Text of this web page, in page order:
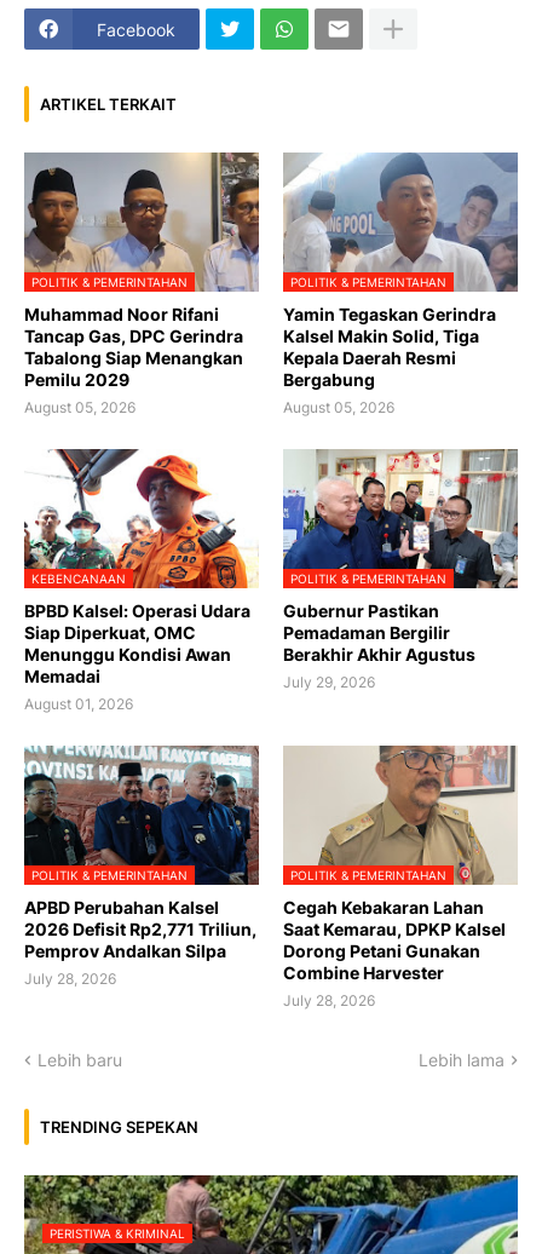
Facebook
ARTIKEL TERKAIT
POLITIK & PEMERINTAHAN
Muhammad Noor Rifani
Tancap Gas, DPC Gerindra
Tabalong Siap Menangkan
Pemilu 2029
August 05, 2026
POLITIK & PEMERINTAHAN
Yamin Tegaskan Gerindra
Kalsel Makin Solid, Tiga
Kepala Daerah Resmi
Bergabung
August 05, 2026
KEBENCANAAN
BPBD Kalsel: Operasi Udara
Siap Diperkuat, OMC
Menunggu Kondisi Awan
Memadai
August 01, 2026
POLITIK & PEMERINTAHAN
Gubernur Pastikan
Pemadaman Bergilir
Berakhir Akhir Agustus
July 29, 2026
POLITIK & PEMERINTAHAN
APBD Perubahan Kalsel
2026 Defisit Rp2,771 Triliun,
Pemprov Andalkan Silpa
July 28, 2026
POLITIK & PEMERINTAHAN
Cegah Kebakaran Lahan
Saat Kemarau, DPKP Kalsel
Dorong Petani Gunakan
Combine Harvester
July 28, 2026
Lebih baru Lebih lama
TRENDING SEPEKAN
PERISTIWA & KRIMINAL